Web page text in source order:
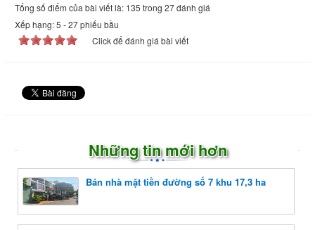
Tổng số điểm của bài viết là: 135 trong 27 đánh giá
Xếp hạng:5 -27phiếu bầu
Click để đánh giá bài viết
Những tin mới hơn
Bán nhà mặt tiền đường số 7 khu 17,3 ha